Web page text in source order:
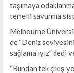
taşımaya
temelli savunma
Melbourne
de “Deniz
sağlamalıyız” dedi
“Bundan tek çıkış